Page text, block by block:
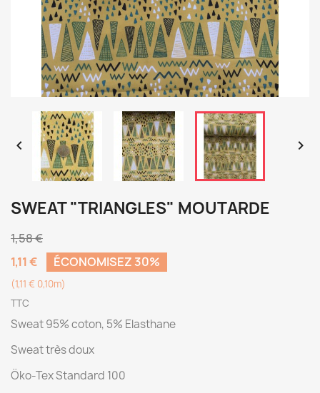
 
SWEAT "TRIANGLES" MOUTARDE
1,58 €
1,11 €
ÉCONOMISEZ 30%
(1,11 € 0,10m)
TTC
Sweat 95% coton, 5% Elasthane
Sweat très doux
Öko-Tex Standard 100